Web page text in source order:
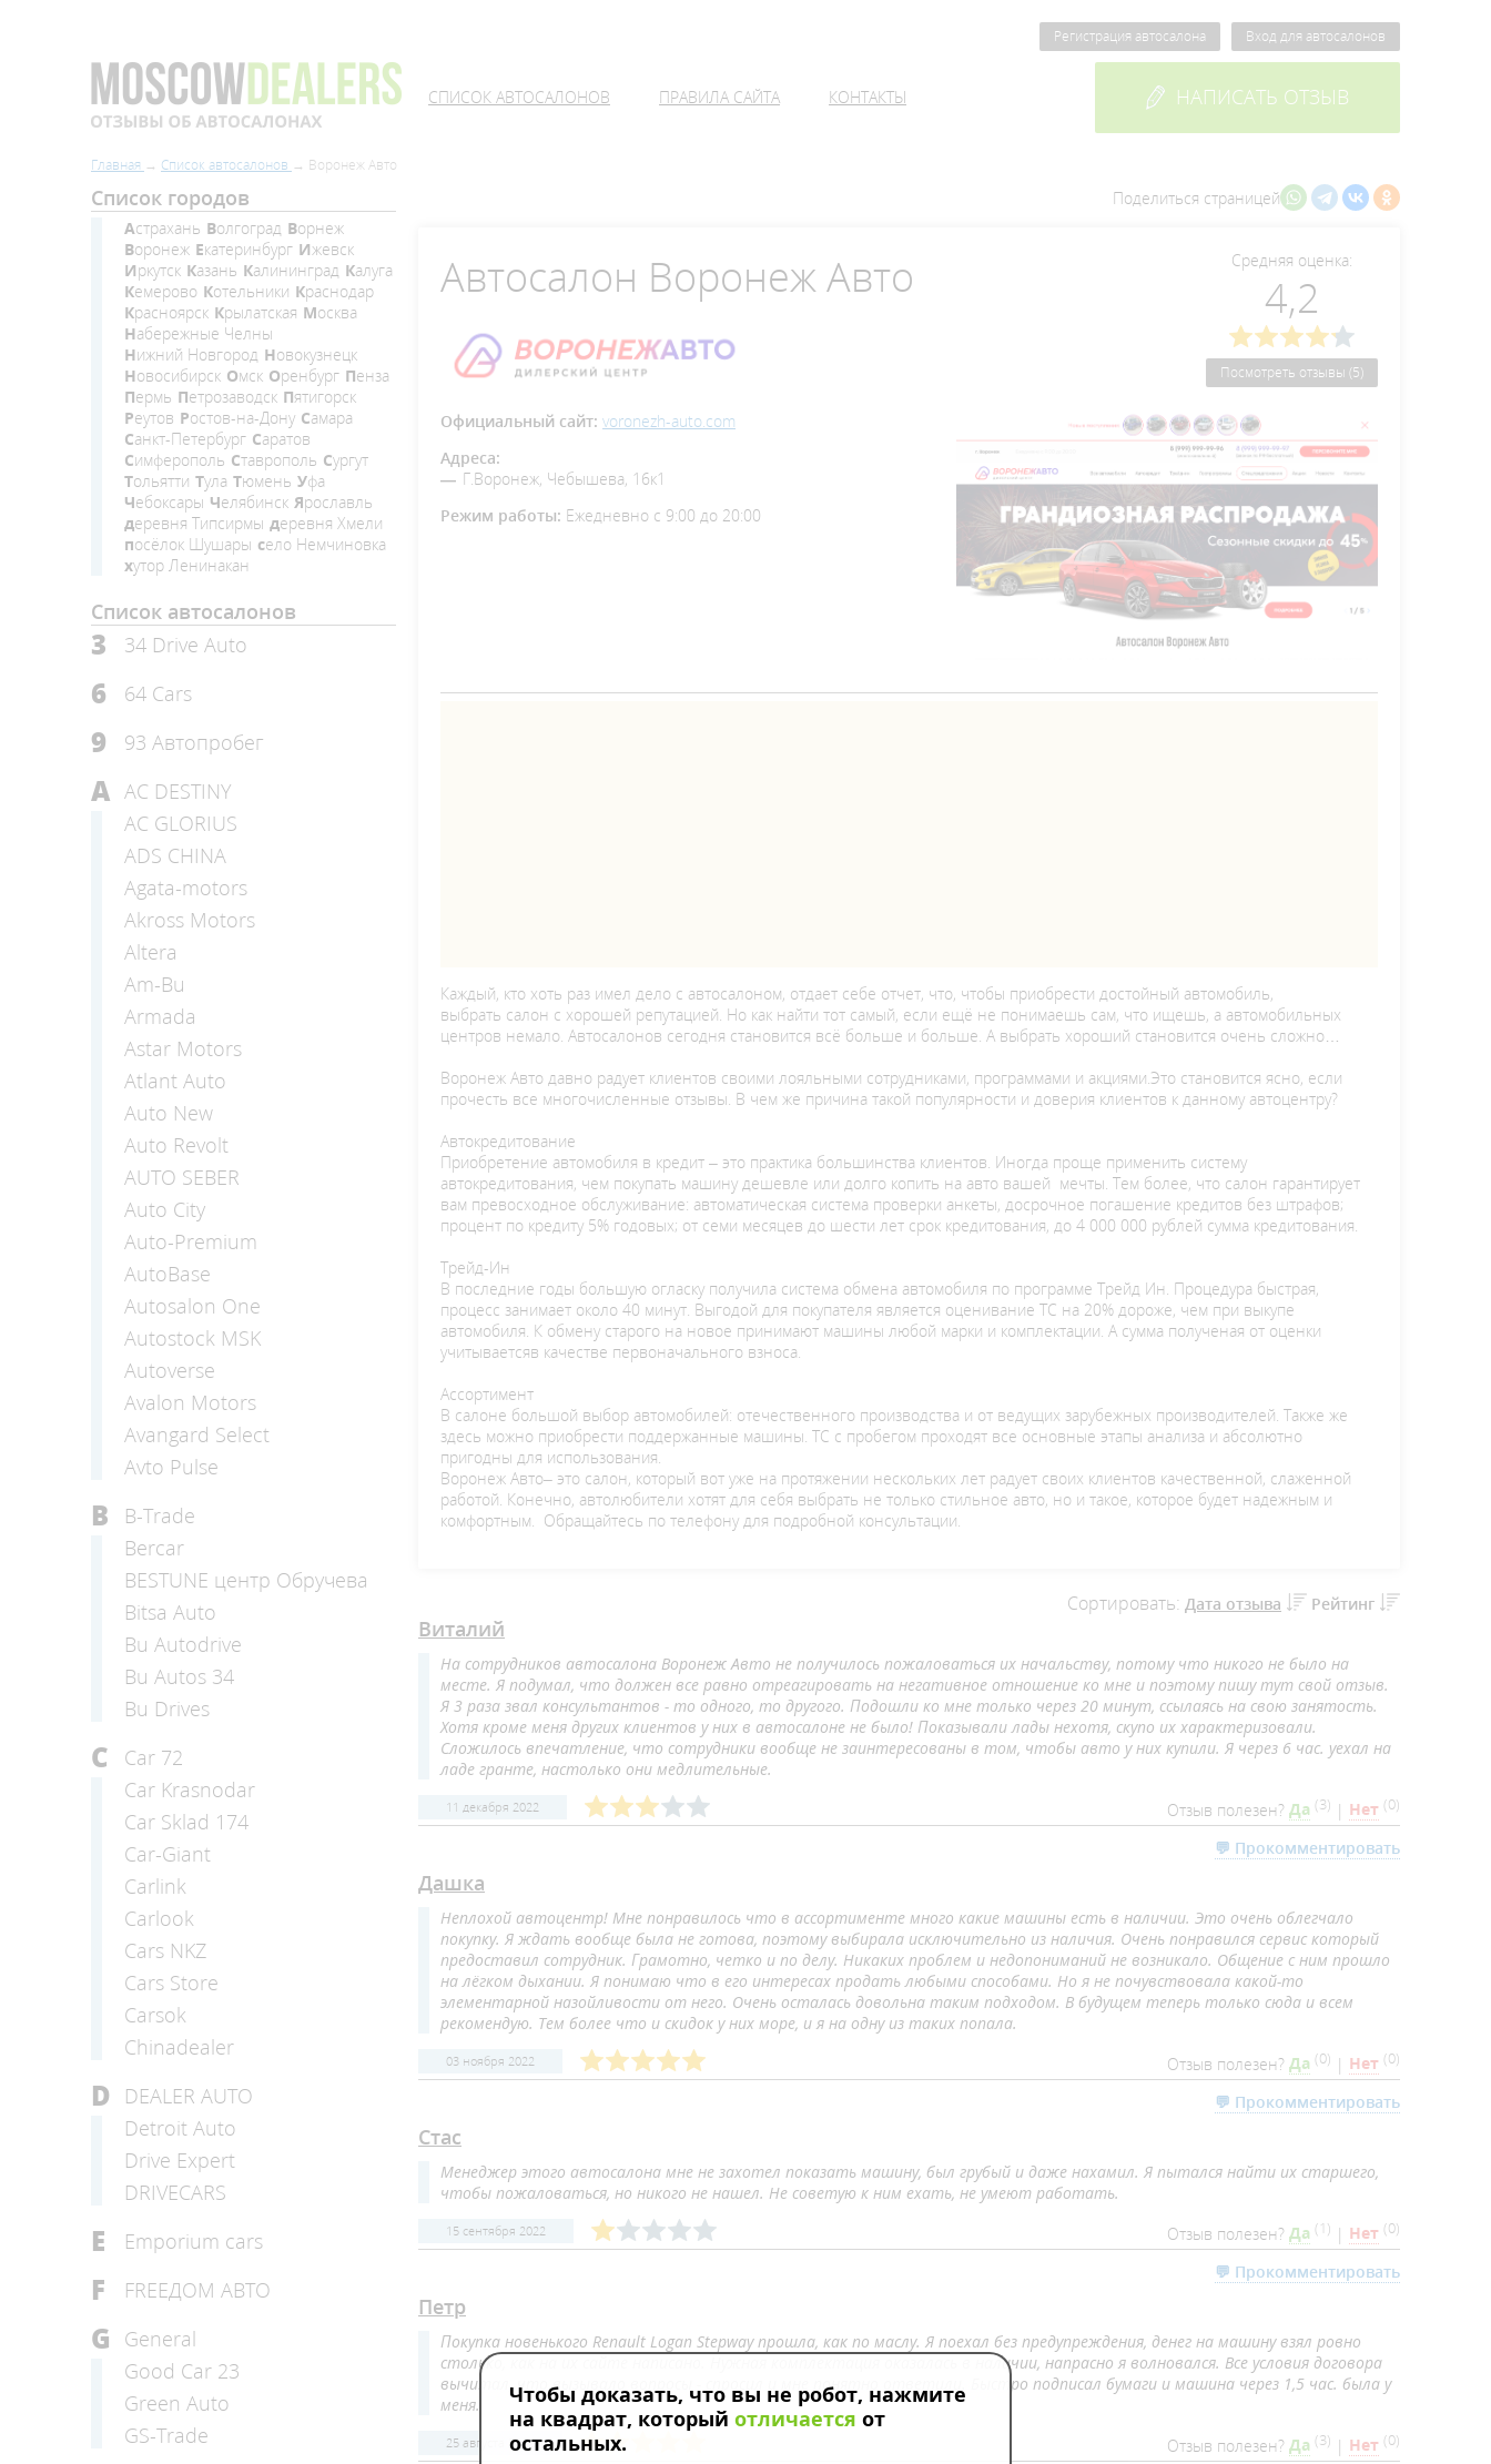
Регистрация автосалона Вход для автосалонов
СПИСОК АВТОСАЛОНОВ ПРАВИЛА САЙТА КОНТАКТЫ НАПИСАТЬ ОТЗЫВ
Главная Список автосалонов Воронеж Авто
Список городов
Астрахань Волгоград
Ворнеж
Воронеж
Екатеринбург
Ижевск
Иркутск
Казань Калининград
Калуга
Кемерово
Котельники
Краснодар
Красноярск
Крылатская
Москва
Набережные Челны
Нижний Новгород
Новокузнецк
Новосибирск
Омск Оренбург
Пенза
Пермь
Петрозаводск
Пятигорск
Реутов
Ростов-на-Дону
Самара
Санкт-Петербург
Саратов
Симферополь
Ставрополь
Сургут
Тольятти
Тула Тюмень
Уфа
Чебоксары
Челябинск
Ярославль
деревня Типсирмы
деревня Хмели
посёлок Шушары
село Немчиновка
хутор Ленинакан
Список автосалонов
3 34 Drive Auto
6 64 Cars
9 93 Автопробег
A AC DESTINY
AC GLORIUS
ADS CHINA
Agata-motors
Akross Motors
Altera
Am-Bu
Armada
Astar Motors
Atlant Auto
Auto New
Auto Revolt
AUTO SEBER
Auto Сity
Auto-Premium
AutoBase
Autosalon One
Autostock MSK
Autoverse
Avalon Motors
Avangard Select
Avto Pulse
B
B-Trade
Bercar
BESTUNE центр Обручева
Bitsa Auto
Bu Autodrive
Bu Autos 34
Bu Drives
C
Car 72
Car Krasnodar
Car Sklad 174
Car-Giant
Carlink
Carlook
Cars NKZ
Cars Store
Carsok
Chinadealer
D
DEALER AUTO
Detroit Auto
Drive Expert
DRIVECARS
E Emporium cars
F FREEДОМ АВТО
G
General
Good Car 23
Green Auto
GS-Trade
Поделиться страницей
Средняя оценка:
4,2
Посмотреть отзывы (5)
Автосалон Воронеж Авто
Официальный сайт: voronezh-auto.com
Адреса:
Г.Воронеж, Чебышева, 16к1
Режим работы: Ежедневно с 9:00 до 20:00
Каждый, кто хоть раз имел дело с автосалоном, отдает себе отчет, что, чтобы приобрести достойный автомобиль,
выбрать салон с хорошей репутацией. Но как найти тот самый, если ещё не понимаешь сам, что ищешь, а автомобильных
центров немало. Автосалонов сегодня становится всё больше и больше. А выбрать хороший становится очень сложно…
Воронеж Авто давно радует клиентов своими лояльными сотрудниками, программами и акциями.Это становится ясно, если
прочесть все многочисленные отзывы. В чем же причина такой популярности и доверия клиентов к данному автоцентру?
Автокредитование
Приобретение автомобиля в кредит – это практика большинства клиентов. Иногда проще применить систему
автокредитования, чем покупать машину дешевле или долго копить на авто вашей мечты. Тем более, что салон гарантирует
вам превосходное обслуживание: автоматическая система проверки анкеты, досрочное погашение кредитов без штрафов;
процент по кредиту 5% годовых; от семи месяцев до шести лет срок кредитования, до 4 000 000 рублей сумма кредитования.
Трейд-Ин
В последние годы большую огласку получила система обмена автомобиля по программе Трейд Ин. Процедура быстрая,
процесс занимает около 40 минут. Выгодой для покупателя является оценивание ТС на 20% дороже, чем при выкупе
автомобиля. К обмену старого на новое принимают машины любой марки и комплектации. А сумма полученая от оценки
учитываетсяв качестве первоначального взноса.
Ассортимент
В салоне большой выбор автомобилей: отечественного производства и от ведущих зарубежных производителей. Также же
здесь можно приобрести поддержанные машины. ТС с пробегом проходят все основные этапы анализа и абсолютно
пригодны для использования.
Воронеж Авто– это салон, который вот уже на протяжении нескольких лет радует своих клиентов качественной, слаженной
работой. Конечно, автолюбители хотят для себя выбрать не только стильное авто, но и такое, которое будет надежным и
комфортным. Обращайтесь по телефону для подробной консультации.
Сортировать: Дата отзыва Рейтинг
Виталий
На сотрудников автосалона Воронеж Авто не получилось пожаловаться их начальству, потому что никого не было на
месте. Я подумал, что должен все равно отреагировать на негативное отношение ко мне и поэтому пишу тут свой отзыв.
Я 3 раза звал консультантов - то одного, то другого. Подошли ко мне только через 20 минут, ссылаясь на свою занятость.
Хотя кроме меня других клиентов у них в автосалоне не было! Показывали лады нехотя, скупо их характеризовали.
Сложилось впечатление, что сотрудники вообще не заинтересованы в том, чтобы авто у них купили. Я через 6 час. уехал на
ладе гранте, настолько они медлительные.
11 декабря 2022 Отзыв полезен? Да (3) | Нет (0)
💬 Прокомментировать
Дашка
Неплохой автоцентр! Мне понравилось что в ассортименте много какие машины есть в наличии. Это очень облегчало
покупку. Я ждать вообще была не готова, поэтому выбирала исключительно из наличия. Очень понравился сервис который
предоставил сотрудник. Грамотно, четко и по делу. Никаких проблем и недопониманий не возникало. Общение с ним прошло
на лёгком дыхании. Я понимаю что в его интересах продать любыми способами. Но я не почувствовала какой-то
элементарной назойливости от него. Очень осталась довольна таким подходом. В будущем теперь только сюда и всем
рекомендую. Тем более что и скидок у них море, и я на одну из таких попала.
03 ноября 2022 Отзыв полезен? Да (0) | Нет (0)
💬 Прокомментировать
Стас
Менеджер этого автосалона мне не захотел показать машину, был грубый и даже нахамил. Я пытался найти их старшего,
чтобы пожаловаться, но никого не нашел. Не советую к ним ехать, не умеют работать.
15 сентября 2022 Отзыв полезен? Да (1 ) | Нет (0)
💬 Прокомментировать
Петр
Покупка новенького Renault Logan Stepway прошла, как по маслу. Я поехал без предупреждения, денег на машину взял ровно
столько, как на их сайте написано. Нужная комплектация оказалась в наличии, напрасно я волновался. Все условия договора
вычитал, что вызывало вопросы - спросил и мне понятно ответили. Быстро подписал бумаги и машина через 1,5 час. была у
меня.
25 августа 2022 Отзыв полезен? Да (3) | Нет (0)
Чтобы доказать, что вы не робот, нажмите
на квадрат, который отличается от
остальных.